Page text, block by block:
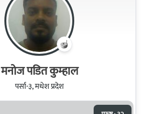
मनोज पडित कुम्हाल
पर्सा-३, मधेश प्रदेश